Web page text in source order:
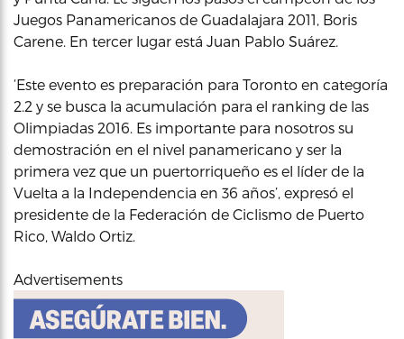
Juegos Panamericanos de Guadalajara 2011, Boris
Carene. En tercer lugar está Juan Pablo Suárez.
‘Este evento es preparación para Toronto en categoría
2.2 y se busca la acumulación para el ranking de las
Olimpiadas 2016. Es importante para nosotros su
demostración en el nivel panamericano y ser la
primera vez que un puertorriqueño es el líder de la
Vuelta a la Independencia en 36 años’, expresó el
presidente de la Federación de Ciclismo de Puerto
Rico, Waldo Ortiz.
Advertisements